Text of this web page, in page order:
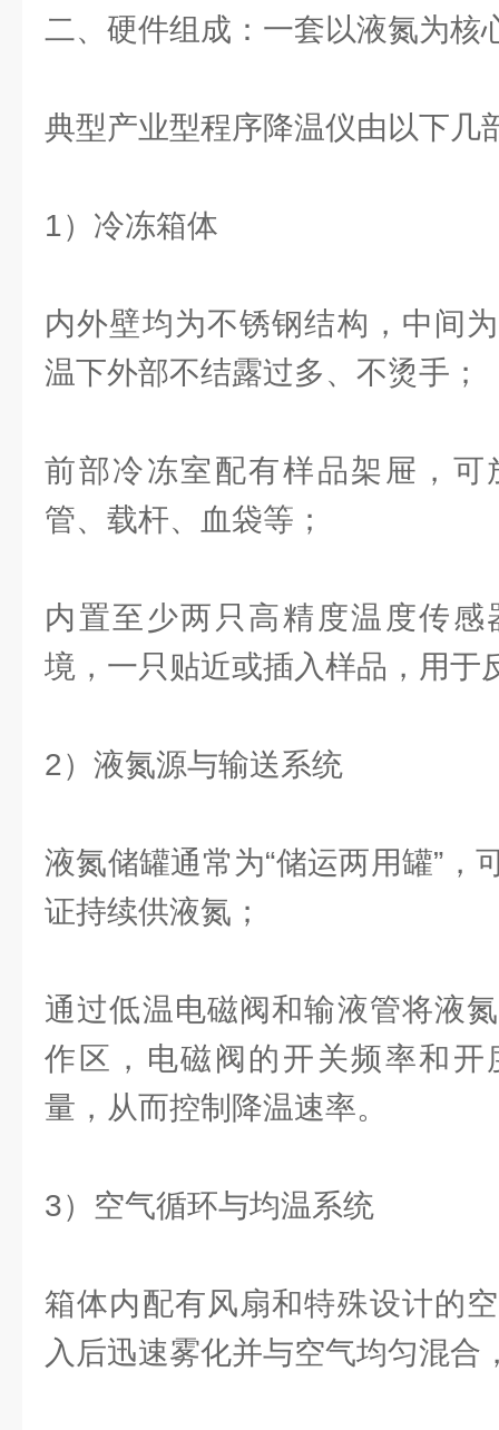
二、硬件组成：一套以液氮为核
典型产业型程序降温仪由以下几
1）冷冻箱体
内外壁均为不锈钢结构，中间
温下外部不结露过多、不烫手；
前部冷冻室配有样品架屉，可
管、载杆、血袋等；
内置至少两只高精度温度传
境，一只贴近或插入样品，用于
2）液氮源与输送系统
液氮储罐通常为“储运两用罐”，
证持续供液氮；
通过低温电磁阀和输液管将液
作区，电磁阀的开关频率和开
量，从而控制降温速率。
3）空气循环与均温系统
箱体内配有风扇和特殊设计的
入后迅速雾化并与空气均匀混合